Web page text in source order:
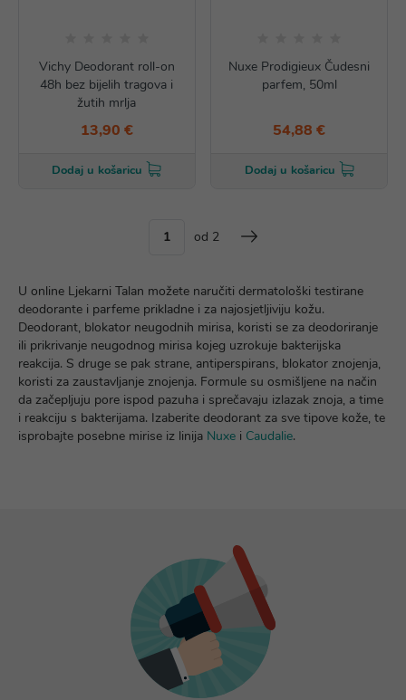
Vichy Deodorant roll-on
48h bez bijelih tragova i
žutih mrlja
13,90 €
Dodaj u košaricu
Nuxe Prodigieux Čudesni
parfem, 50ml
54,88 €
Dodaj u košaricu
od 2
U online Ljekarni Talan možete naručiti dermatološki testirane
deodorante i parfeme prikladne i za najosjetljiviju kožu.
Deodorant, blokator neugodnih mirisa, koristi se za deodoriranje
ili prikrivanje neugodnog mirisa kojeg uzrokuje bakterijska
reakcija. S druge se pak strane, antiperspirans, blokator znojenja,
koristi za zaustavljanje znojenja. Formule su osmišljene na način
da začepljuju pore ispod pazuha i sprečavaju izlazak znoja, a time
i reakciju s bakterijama. Izaberite deodorant za sve tipove kože, te
isprobajte posebne mirise iz linija Nuxe i Caudalie.